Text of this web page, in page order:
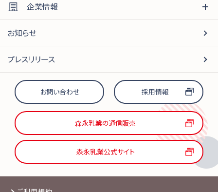
企業情報
お知らせ
プレスリリース
お問い合わせ 採用情報
森永乳業の通信販売
森永乳業公式サイト